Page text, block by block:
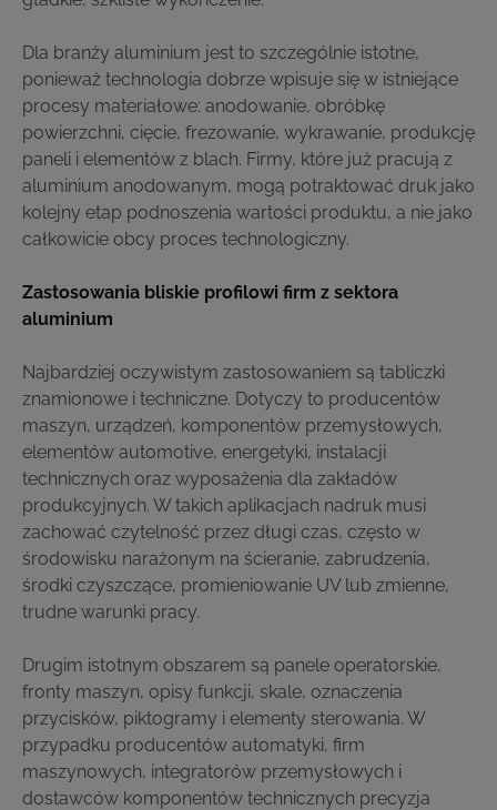
Dla branży aluminium jest to szczególnie istotne,
ponieważ technologia dobrze wpisuje się w istniejące
procesy materiałowe: anodowanie, obróbkę
powierzchni, cięcie, frezowanie, wykrawanie, produkcję
paneli i elementów z blach. Firmy, które już pracują z
aluminium anodowanym, mogą potraktować druk jako
kolejny etap podnoszenia wartości produktu, a nie jako
całkowicie obcy proces technologiczny.
Zastosowania bliskie profilowi firm z sektora
aluminium
Najbardziej oczywistym zastosowaniem są tabliczki
znamionowe i techniczne. Dotyczy to producentów
maszyn, urządzeń, komponentów przemysłowych,
elementów automotive, energetyki, instalacji
technicznych oraz wyposażenia dla zakładów
produkcyjnych. W takich aplikacjach nadruk musi
zachować czytelność przez długi czas, często w
środowisku narażonym na ścieranie, zabrudzenia,
środki czyszczące, promieniowanie UV lub zmienne,
trudne warunki pracy.
Drugim istotnym obszarem są panele operatorskie,
fronty maszyn, opisy funkcji, skale, oznaczenia
przycisków, piktogramy i elementy sterowania. W
przypadku producentów automatyki, firm
maszynowych, integratorów przemysłowych i
dostawców komponentów technicznych precyzja